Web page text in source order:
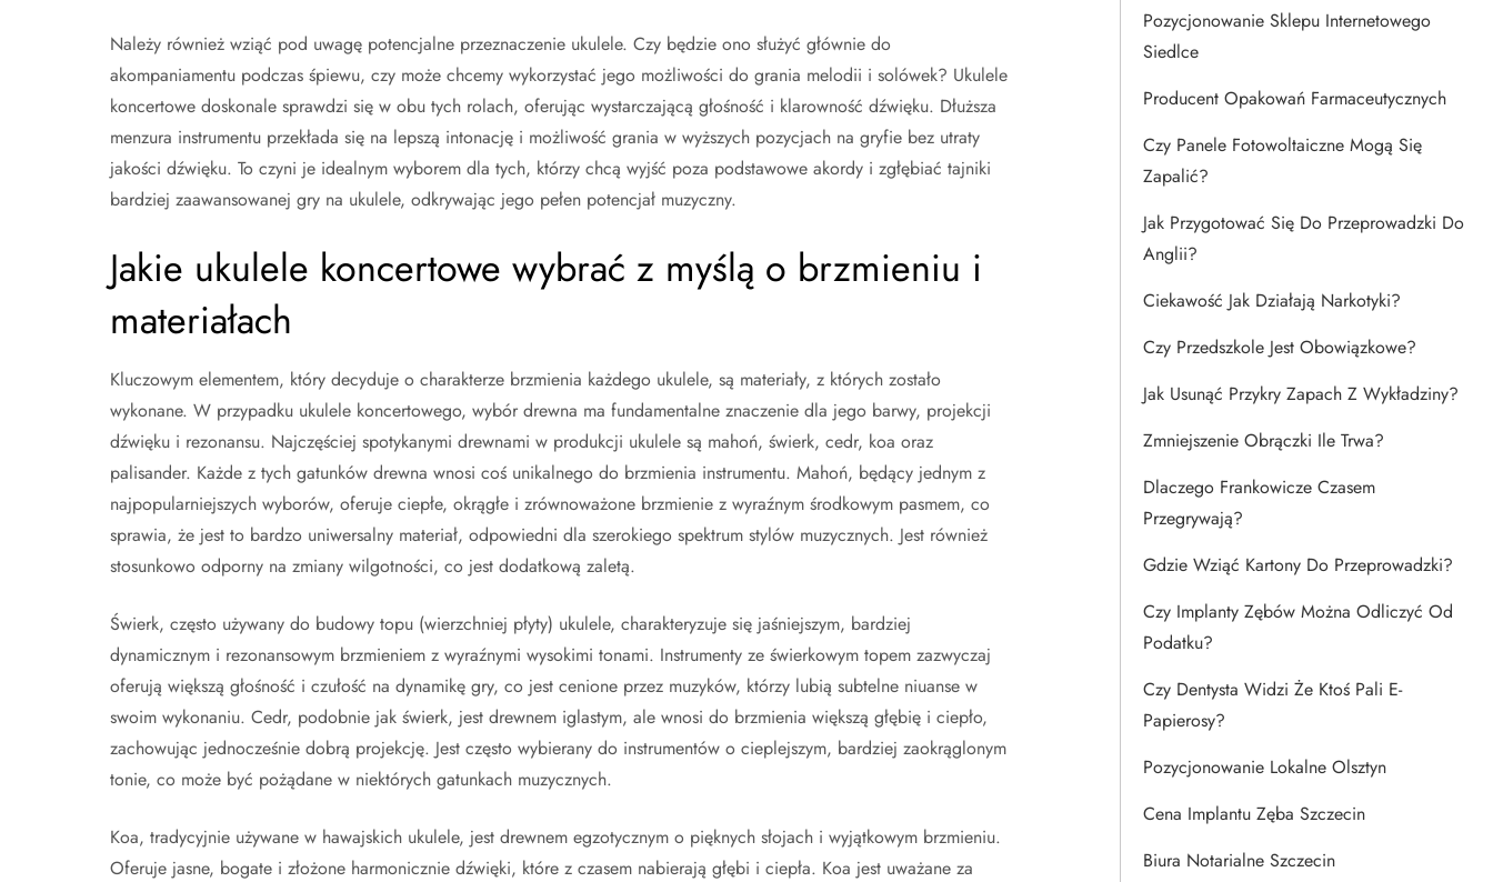
Należy również wziąć pod uwagę potencjalne przeznaczenie ukulele. Czy będzie ono służyć głównie do
akompaniamentu podczas śpiewu, czy może chcemy wykorzystać jego możliwości do grania melodii i solówek? Ukulele
koncertowe doskonale sprawdzi się w obu tych rolach, oferując wystarczającą głośność i klarowność dźwięku. Dłuższa
menzura instrumentu przekłada się na lepszą intonację i możliwość grania w wyższych pozycjach na gryfie bez utraty
jakości dźwięku. To czyni je idealnym wyborem dla tych, którzy chcą wyjść poza podstawowe akordy i zgłębiać tajniki
bardziej zaawansowanej gry na ukulele, odkrywając jego pełen potencjał muzyczny.
Jakie ukulele koncertowe wybrać z myślą o brzmieniu i
materiałach
Kluczowym elementem, który decyduje o charakterze brzmienia każdego ukulele, są materiały, z których zostało
wykonane. W przypadku ukulele koncertowego, wybór drewna ma fundamentalne znaczenie dla jego barwy, projekcji
dźwięku i rezonansu. Najczęściej spotykanymi drewnami w produkcji ukulele są mahoń, świerk, cedr, koa oraz
palisander. Każde z tych gatunków drewna wnosi coś unikalnego do brzmienia instrumentu. Mahoń, będący jednym z
najpopularniejszych wyborów, oferuje ciepłe, okrągłe i zrównoważone brzmienie z wyraźnym środkowym pasmem, co
sprawia, że jest to bardzo uniwersalny materiał, odpowiedni dla szerokiego spektrum stylów muzycznych. Jest również
stosunkowo odporny na zmiany wilgotności, co jest dodatkową zaletą.
Świerk, często używany do budowy topu (wierzchniej płyty) ukulele, charakteryzuje się jaśniejszym, bardziej
dynamicznym i rezonansowym brzmieniem z wyraźnymi wysokimi tonami. Instrumenty ze świerkowym topem zazwyczaj
oferują większą głośność i czułość na dynamikę gry, co jest cenione przez muzyków, którzy lubią subtelne niuanse w
swoim wykonaniu. Cedr, podobnie jak świerk, jest drewnem iglastym, ale wnosi do brzmienia większą głębię i ciepło,
zachowując jednocześnie dobrą projekcję. Jest często wybierany do instrumentów o cieplejszym, bardziej zaokrąglonym
tonie, co może być pożądane w niektórych gatunkach muzycznych.
Koa, tradycyjnie używane w hawajskich ukulele, jest drewnem egzotycznym o pięknych słojach i wyjątkowym brzmieniu.
Oferuje jasne, bogate i złożone harmonicznie dźwięki, które z czasem nabierają głębi i ciepła. Koa jest uważane za
Pozycjonowanie Sklepu Internetowego
Siedlce
Producent Opakowań Farmaceutycznych
Czy Panele Fotowoltaiczne Mogą Się
Zapalić?
Jak Przygotować Się Do Przeprowadzki Do
Anglii?
Ciekawość Jak Działają Narkotyki?
Czy Przedszkole Jest Obowiązkowe?
Jak Usunąć Przykry Zapach Z Wykładziny?
Zmniejszenie Obrączki Ile Trwa?
Dlaczego Frankowicze Czasem
Przegrywają?
Gdzie Wziąć Kartony Do Przeprowadzki?
Czy Implanty Zębów Można Odliczyć Od
Podatku?
Czy Dentysta Widzi Że Ktoś Pali E-
Papierosy?
Pozycjonowanie Lokalne Olsztyn
Cena Implantu Zęba Szczecin
Biura Notarialne Szczecin